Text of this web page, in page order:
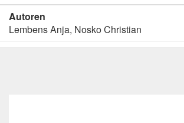
Autoren
Lembens Anja, Nosko Christian